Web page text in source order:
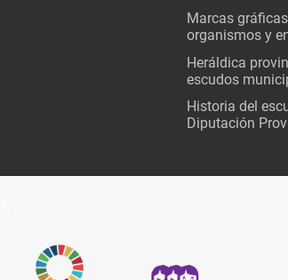
Marcas
organismos y
Heráldica
escudos
Historia del
Diputación